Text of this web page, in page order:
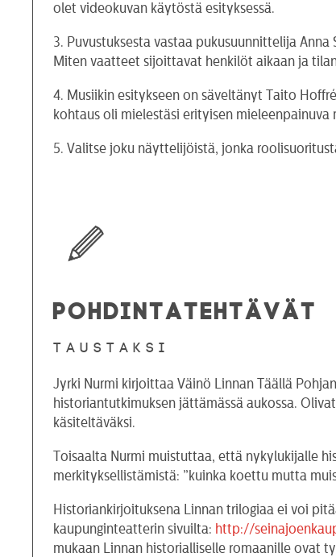
olet videokuvan käytöstä esityksessä.
3. Puvustuksesta vastaa pukusuunnittelija
Miten vaatteet sijoittavat henkilöt aikaan ja
4. Musiikin esitykseen on säveltänyt Taito
kohtaus oli mielestäsi erityisen mieleenpainuva
5. Valitse joku näyttelijöistä, jonka
POHDINTATEHTÄVÄT
Taustaksi
Jyrki Nurmi kirjoittaa Väinö Linnan Täällä
historiantutkimuksen jättämässä aukossa.
käsiteltäväksi.
Toisaalta Nurmi muistuttaa, että nykylukijalle
merkityksellistämistä: ”kuinka koettu mutta
Historiankirjoituksena Linnan trilogiaa ei voi
kaupunginteatterin sivuilta: http://
mukaan Linnan historialliselle romaanille ovat